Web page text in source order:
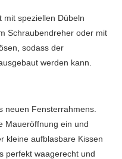
mit speziellen Dübeln
Schraubendreher oder mit
sodass der
werden kann.
neuen Fensterrahmens.
Maueröffnung ein und
kleine aufblasbare Kissen
perfekt waagerecht und